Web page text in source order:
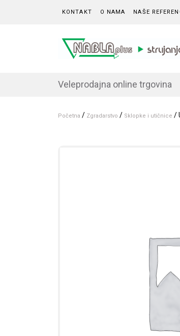
KONTAKT O NAMA NAŠE
Veleprodajna online trgovina
Početna / Zgradarstvo / Sklopke i utičnice /